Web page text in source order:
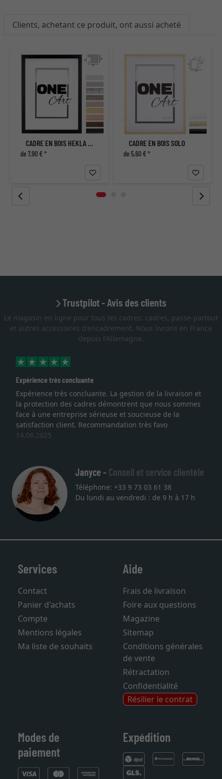
Clients, achetant ce produit, ont aussi acheté
CADRE EN BOIS HEKLA (MDF)
de 7,90 € *
CADRE EN BOIS SOLO
de 5,60 € *
Trustpilot - Avis des clients
Le magasin en ligne pour tous les cadres: cadres, passe-partout
et autres accessoires d'encadrement. Nous livrons en France
depuis l'Allemagne.
Excellent
Je recherchais un cadre sur mesure pour une
lithographie, je suis tombée sur ce site. Le choix et la
qualité sont au rendez vous. Emballage professionnel,
service et livraison dans les temps. J'espère revenir pour
une autre commande. Merci.
Janyce - Conseil et service clientèle
Téléphone: +33 9 73 03 61 38
Services
Contact
Panier d'achats
Compte
Mentions légales
Aide
Frais de livraison
Foire aux questions
Magazine
Sitemap
Conditions générales
de vente
Rétractation
Confidentialité
Résilier le contrat
Modes de
paiement
Expédition